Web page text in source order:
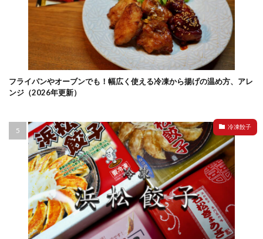
フライパンやオーブンでも！幅広く使える冷凍から揚げの温め方、アレ
ンジ（2026年更新）
冷凍餃子